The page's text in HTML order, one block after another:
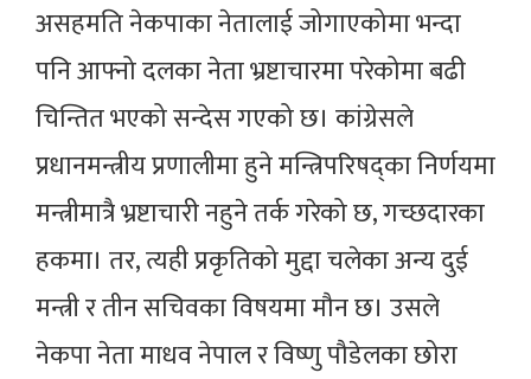
असहमति नेकपाका नेतालाई जोगाएकोमा भन्दा
पनि आफ्नो दलका नेता भ्रष्टाचारमा परेकोमा बढी
चिन्तित भएको सन्देस गएको छ। कांग्रेसले
प्रधानमन्त्रीय प्रणालीमा हुने मन्त्रिपरिषद्का निर्णयमा
मन्त्रीमात्रै भ्रष्टाचारी नहुने तर्क गरेको छ, गच्छदारका
हकमा। तर, त्यही प्रकृतिको मुद्दा चलेका अन्य दुई
मन्त्री र तीन सचिवका विषयमा मौन छ। उसले
नेकपा नेता माधव नेपाल र विष्णु पौडेलका छोरा